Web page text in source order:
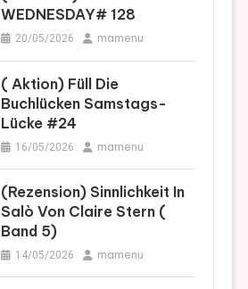
WEDNESDAY# 128
20/05/2026 mamenu
( Aktion) Füll Die
Buchlücken Samstags-
Lücke #24
16/05/2026 mamenu
(Rezension) Sinnlichkeit In
Salò Von Claire Stern (
Band 5)
14/05/2026 mamenu